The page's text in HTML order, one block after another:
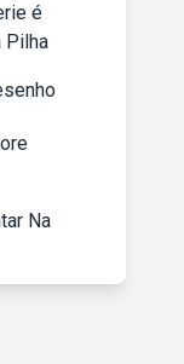
é
Pilha
Na